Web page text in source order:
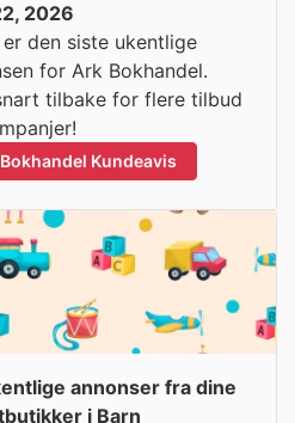
2026
den siste ukentlige
for Ark Bokhandel.
tilbake for flere tilbud
Kundeavis
annonser fra dine
i Barn